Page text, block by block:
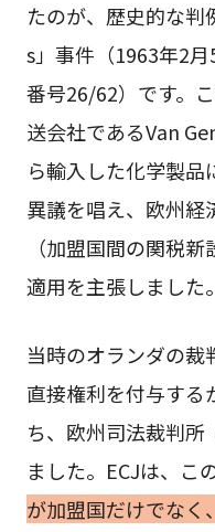
たのが、歴史的な判
s」事件（1963年2
番号26/62）です。
送会社であるVan
ら輸入した化学製
異議を唱え、欧州経
（加盟国間の関税
適用を主張しました。
当時のオランダの裁
直接権利を付与する
ち、欧州司法裁判所
ました。ECJは、こ
が加盟国だけでなく